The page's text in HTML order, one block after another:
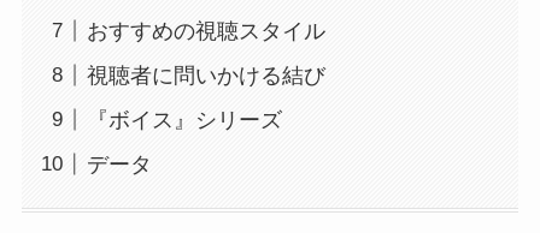
おすすめの視聴スタイル
視聴者に問いかける結び
『ボイス』シリーズ
データ